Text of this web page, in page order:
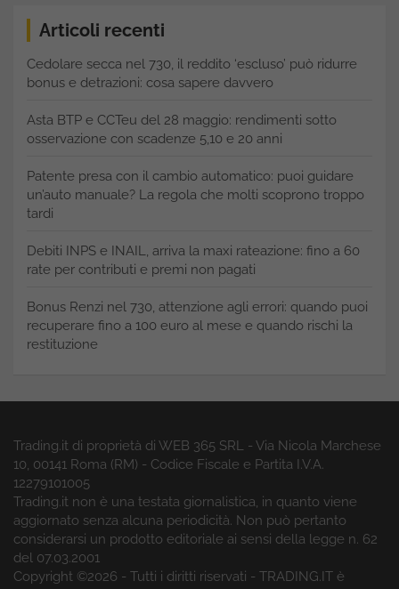
Articoli recenti
Cedolare secca nel 730, il reddito ‘escluso’ può ridurre
bonus e detrazioni: cosa sapere davvero
Asta BTP e CCTeu del 28 maggio: rendimenti sotto
osservazione con scadenze 5,10 e 20 anni
Patente presa con il cambio automatico: puoi guidare
un’auto manuale? La regola che molti scoprono troppo
tardi
Debiti INPS e INAIL, arriva la maxi rateazione: fino a 60
rate per contributi e premi non pagati
Bonus Renzi nel 730, attenzione agli errori: quando puoi
recuperare fino a 100 euro al mese e quando rischi la
restituzione
Trading.it di proprietà di WEB 365 SRL - Via Nicola Marchese
10, 00141 Roma (RM) - Codice Fiscale e Partita I.V.A.
12279101005
Trading.it non è una testata giornalistica, in quanto viene
aggiornato senza alcuna periodicità. Non può pertanto
considerarsi un prodotto editoriale ai sensi della legge n. 62
del 07.03.2001
Copyright ©2026 - Tutti i diritti riservati - TRADING.IT è